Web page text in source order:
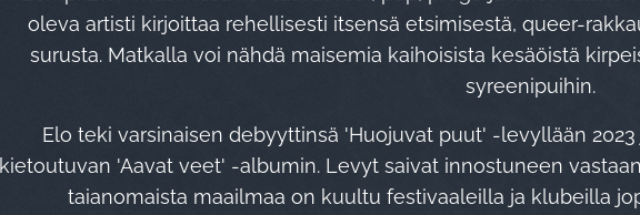
oleva artisti kirjoittaa rehellisesti itsensä etsimisestä, queer-
surusta. Matkalla voi nähdä maisemia kaihoisista kesäöistä
syreenipuihin.
Elo teki varsinaisen debyyttinsä 'Huojuvat puut' -levyllään
kietoutuvan 'Aavat veet' -albumin. Levyt saivat innostuneen
taianomaista maailmaa on kuultu festivaaleilla ja klubeilla